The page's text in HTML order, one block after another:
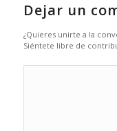
Dejar un
¿Quieres unirte a la
Siéntete libre de